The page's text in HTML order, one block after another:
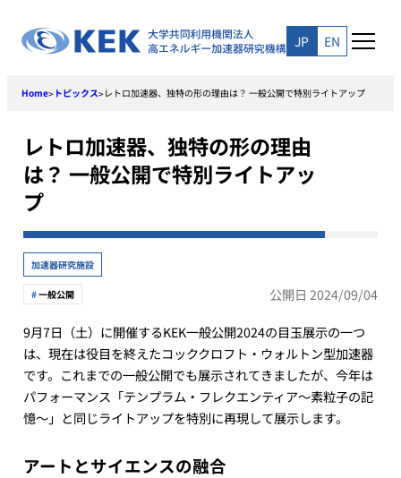
content
JP EN
Home> トピックス>レトロ加速器、独特の形の理由は？ 一般公開で特別ライトアップ
レトロ加速器、独特の形の理由
は？ 一般公開で特別ライトアッ
プ
加速器研究施設
一般公開 公開日 2024/09/04
9月7日（土）に開催するKEK一般公開2024の目玉展示の一つ
は、現在は役目を終えたコッククロフト・ウォルトン型加速器
です。これまでの一般公開でも展示されてきましたが、今年は
パフォーマンス「テンプラム・フレクエンティア～素粒子の記
憶～」と同じライトアップを特別に再現して展示します。
アートとサイエンスの融合